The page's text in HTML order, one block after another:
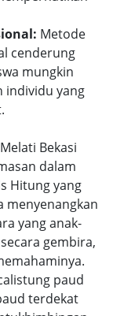
Metode
cenderung
mungkin
individu yang
Bekasi
dalam
Hitung yang
menyenangkan
yang anak-
gembira,
paud
terdekat